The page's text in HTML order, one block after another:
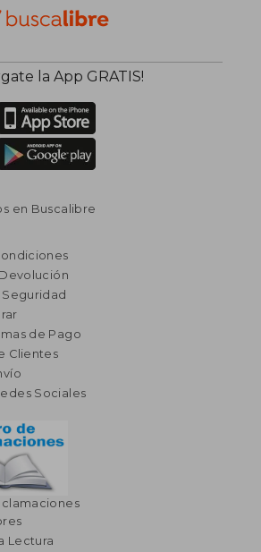
la App GRATIS!
en Buscalibre
de Pago
Clientes
Sociales
Lectura